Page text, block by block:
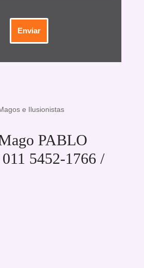
e Ilusionistas
PABLO
5452-1766 /